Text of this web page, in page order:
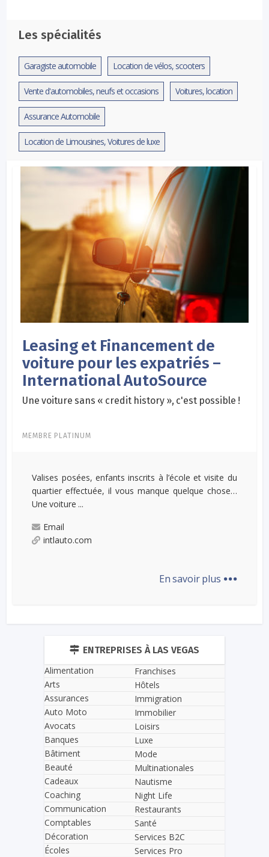
Les spécialités
Garagiste automobile Location de vélos, scooters
Vente d'automobiles, neufs et occasions Voitures, location
Assurance Automobile
Location de Limousines, Voitures de luxe
Leasing et Financement de
voiture pour les expatriés –
International AutoSource
Une voiture sans « credit history », c'est possible !
MEMBRE PLATINUM
Valises posées, enfants inscrits à l’école et visite du
quartier effectuée, il vous manque quelque chose…
Une voiture ...
Email
intlauto.com
En savoir plus ...
ENTREPRISES À LAS VEGAS
Alimentation
Arts
Assurances
Auto Moto
Avocats
Banques
Bâtiment
Beauté
Cadeaux
Coaching
Communication
Comptables
Décoration
Écoles
Franchises
Hôtels
Immigration
Immobilier
Loisirs
Luxe
Mode
Multinationales
Nautisme
Night Life
Restaurants
Santé
Services B2C
Services Pro